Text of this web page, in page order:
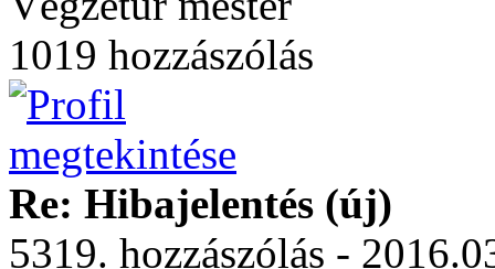
1019 hozzászólás
Re: Hibajelentés (új)
5319. hozzászólás -